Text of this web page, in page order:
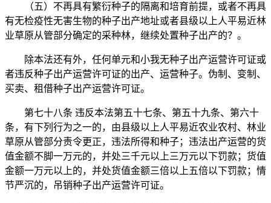
（五）不再具有繁衍种子的隔离和培育前提，或者不再具
有无检疫性无害生物的种子出产地址或者县级以上人平易近林
业草原从管部分确定的采种林，继续处置种子出产的？。
除本法还有外，任何单元和小我无种子出产运营许可证或
者违反种子出产运营许可证的出产、运营种子。伪制、变制、
买卖、租借种子出产运营许可证。
第七十八条 违反本法第五十七条、第五十九条、第六十
条，有下列行为之一的，由县级以上人平易近农业农村、林业
草原从管部分责令更正，违法所得和种子；违法出产运营的货
值金额不脚一万元的，并处三千元以上三万元以下罚款；货值
金额一万元以上的，并处货值金额三倍以上五倍以下罚款；情
节严沉的，吊销种子出产运营许可证。